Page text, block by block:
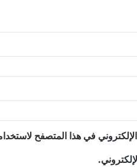
في هذا المتصفح